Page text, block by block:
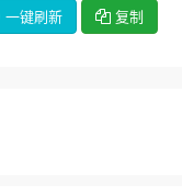
一键刷新 复制